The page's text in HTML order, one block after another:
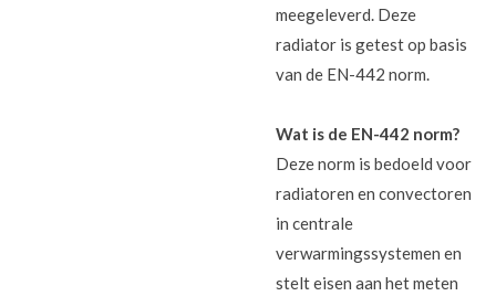
meegeleverd. Deze
radiator is getest op basis
van de EN-442 norm.
Wat is de EN-442 norm?
Deze norm is bedoeld voor
radiatoren en convectoren
in centrale
verwarmingssystemen en
stelt eisen aan het meten